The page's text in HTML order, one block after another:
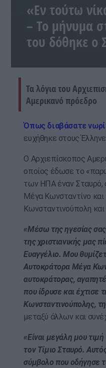
«Εν τούτω
– Το μήνυμα
του δόθηκε ο
Τα λόγια του
Αμερικανό πρόεδρο
Όπως διαβάσατε
ευχήθηκε στους
Ο Αρχιεπίσκοπος
οποίος έδωσε το
των ΗΠΑ έναν Σταυρό,
Μέγα Κωνσταντίνο
Κωνσταντινούπολη
«Μέσω της ηγεσίας
της χριστιανικής μας
Ευαγγέλιο. Μου
Αυτοκράτορα Μέγα
αυτοκράτορας,
που ίδρυσε και έχτισε
Κωνσταντινούπολης,
μεταξύ άλλων και
«Είναι μεγάλη μου
τον Τίμιο Σταυρό.
σύμβολο που οδήγησε